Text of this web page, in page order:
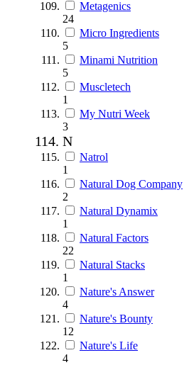
Metagenics
24
Micro Ingredients
5
Minami Nutrition
5
Muscletech
1
My Nutri Week
3
N
Natrol
1
Natural Dog Company
2
Natural Dynamix
1
Natural Factors
22
Natural Stacks
1
Nature's Answer
4
Nature's Bounty
12
Nature's Life
4